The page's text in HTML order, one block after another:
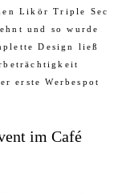
Likör Triple Sec
und so wurde
Design ließ
erste Werbespot
im Café